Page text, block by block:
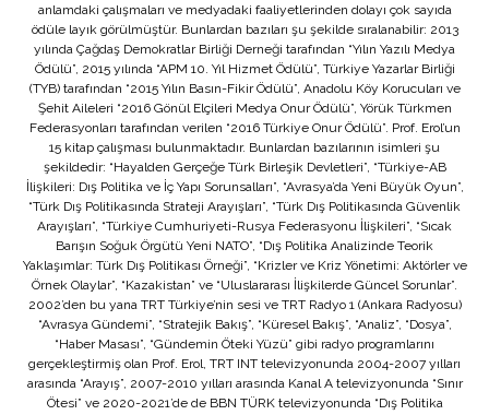
anlamdaki çalışmaları ve medyadaki faaliyetlerinden dolayı çok sayıda
ödüle layık görülmüştür. Bunlardan bazıları şu şekilde sıralanabilir: 2013
yılında Çağdaş Demokratlar Birliği Derneği tarafından “Yılın Yazılı Medya
Ödülü”, 2015 yılında “APM 10. Yıl Hizmet Ödülü”, Türkiye Yazarlar Birliği
(TYB) tarafından “2015 Yılın Basın-Fikir Ödülü”, Anadolu Köy Korucuları ve
Şehit Aileleri “2016 Gönül Elçileri Medya Onur Ödülü”, Yörük Türkmen
Federasyonları tarafından verilen “2016 Türkiye Onur Ödülü”. Prof. Erol’un
15 kitap çalışması bulunmaktadır. Bunlardan bazılarının isimleri şu
şekildedir: “Hayalden Gerçeğe Türk Birleşik Devletleri”, “Türkiye-AB
İlişkileri: Dış Politika ve İç Yapı Sorunsalları”, “Avrasya’da Yeni Büyük Oyun”,
“Türk Dış Politikasında Strateji Arayışları”, “Türk Dış Politikasında Güvenlik
Arayışları”, “Türkiye Cumhuriyeti-Rusya Federasyonu İlişkileri”, “Sıcak
Barışın Soğuk Örgütü Yeni NATO”, “Dış Politika Analizinde Teorik
Yaklaşımlar: Türk Dış Politikası Örneği”, “Krizler ve Kriz Yönetimi: Aktörler ve
Örnek Olaylar”, “Kazakistan” ve “Uluslararası İlişkilerde Güncel Sorunlar”.
2002’den bu yana TRT Türkiye’nin sesi ve TRT Radyo 1 (Ankara Radyosu)
“Avrasya Gündemi”, “Stratejik Bakış”, “Küresel Bakış”, “Analiz”, “Dosya”,
“Haber Masası”, “Gündemin Öteki Yüzü” gibi radyo programlarını
gerçekleştirmiş olan Prof. Erol, TRT INT televizyonunda 2004-2007 yılları
arasında “Arayış”, 2007-2010 yılları arasında Kanal A televizyonunda “Sınır
Ötesi” ve 2020-2021’de de BBN TÜRK televizyonunda “Dış Politika